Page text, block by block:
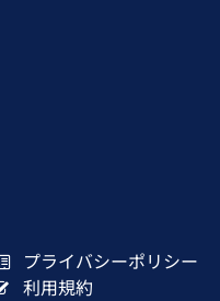
プライバシーポリシー
利用規約